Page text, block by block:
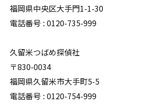
福岡県中央区大手門1-1-30
電話番号 : 0120-735-999
久留米つばめ探偵社
〒830-0034
福岡県久留米市大手町5-5
電話番号 : 0120-754-999